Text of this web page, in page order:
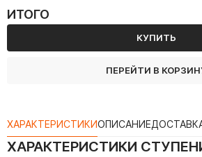
ИТОГО
КУПИТЬ
ПЕРЕЙТИ В
ХАРАКТЕРИСТИКИОПИСАНИЕ
ХАРАКТЕРИСТИКИ